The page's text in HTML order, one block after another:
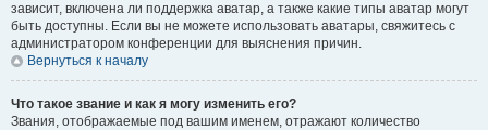
зависит, включена ли поддержка аватар, а также какие типы аватар могут
быть доступны. Если вы не можете использовать аватары, свяжитесь с
администратором конференции для выяснения причин.
Вернуться к началу
Что такое звание и как я могу изменить его?
Звания, отображаемые под вашим именем, отражают количество